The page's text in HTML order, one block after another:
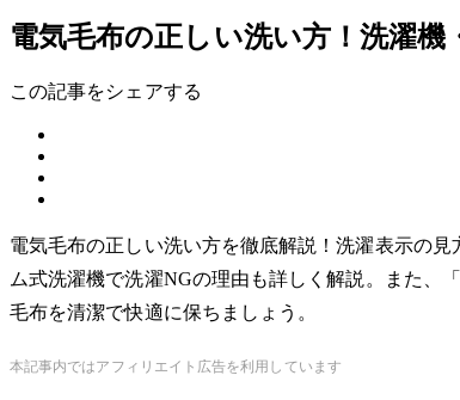
電気毛布の正しい洗い方！洗濯
この記事をシェアする
電気毛布の正しい洗い方を徹底解説！洗濯表示の
ム式洗濯機で洗濯NGの理由も詳しく解説。また、
毛布を清潔で快適に保ちましょう。
本記事内ではアフィリエイト広告を利用しています